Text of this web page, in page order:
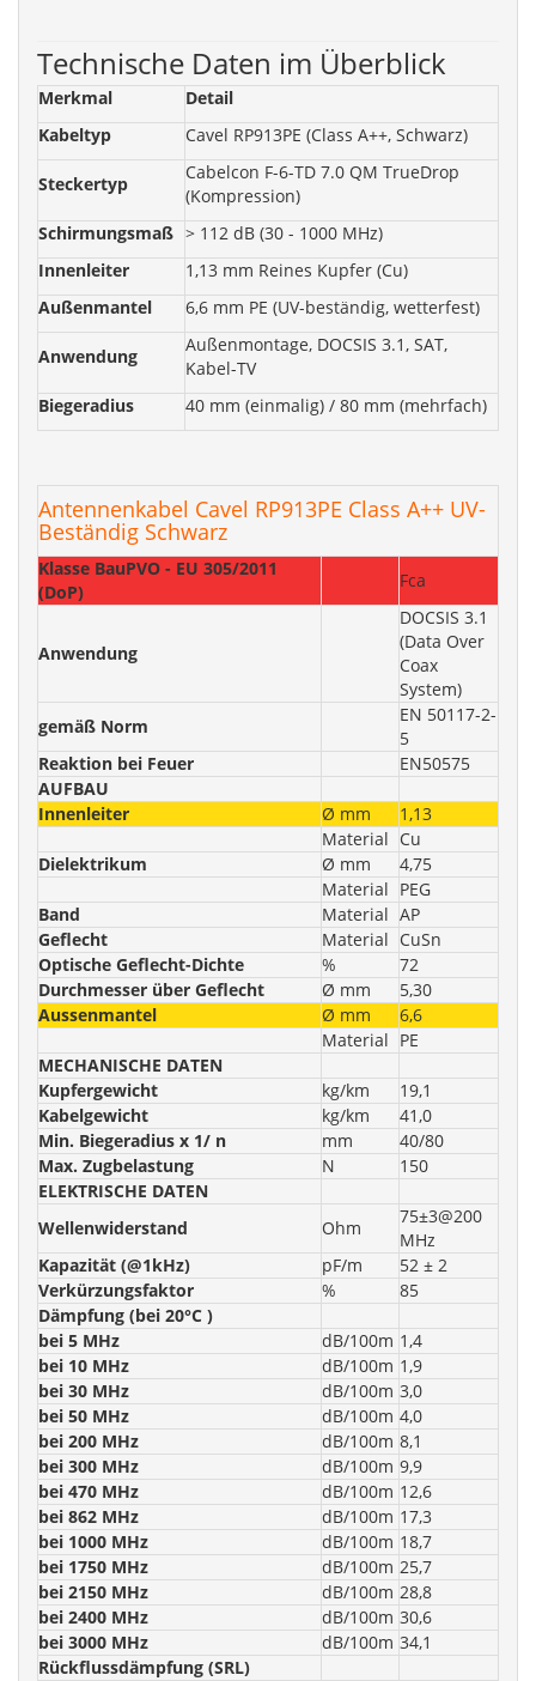
Technische Daten im Überblick
Merkmal
Detail
Kabeltyp
Cavel RP913PE (Class A++, Schwarz)
Steckertyp
Cabelcon F-6-TD 7.0 QM TrueDrop
(Kompression)
Schirmungsmaß > 112 dB (30 - 1000 MHz)
Innenleiter
1,13 mm Reines Kupfer (Cu)
Außenmantel
6,6 mm PE (UV-beständig, wetterfest)
Anwendung
Außenmontage, DOCSIS 3.1, SAT,
Kabel-TV
Biegeradius
40 mm (einmalig) / 80 mm (mehrfach)
Antennenkabel Cavel RP913PE Class A++ UV-
Beständig Schwarz
Klasse BauPVO - EU 305/2011
(DoP)
Fca
Anwendung
DOCSIS 3.1
(Data Over
Coax
System)
gemäß Norm
EN 50117-2-
5
Reaktion bei Feuer
EN50575
AUFBAU
Innenleiter
Ø mm
1,13
Material Cu
Dielektrikum
Ø mm
4,75
Material PEG
Band
Material AP
Geflecht
Material CuSn
Optische Geflecht-Dichte
%
72
Durchmesser über Geflecht
Ø mm
5,30
Aussenmantel
Ø mm
6,6
Material PE
MECHANISCHE DATEN
Kupfergewicht
kg/km
19,1
Kabelgewicht
kg/km
41,0
Min. Biegeradius x 1/ n
mm
40/80
Max. Zugbelastung
N
150
ELEKTRISCHE DATEN
Wellenwiderstand
Ohm
75±3@200
MHz
Kapazität (@1kHz)
pF/m
52 ± 2
Verkürzungsfaktor
%
85
Dämpfung (bei 20°C )
bei 5 MHz
dB/100m 1,4
bei 10 MHz
dB/100m 1,9
bei 30 MHz
dB/100m 3,0
bei 50 MHz
dB/100m 4,0
bei 200 MHz
dB/100m 8,1
bei 300 MHz
dB/100m 9,9
bei 470 MHz
dB/100m 12,6
bei 862 MHz
dB/100m 17,3
bei 1000 MHz
dB/100m 18,7
bei 1750 MHz
dB/100m 25,7
bei 2150 MHz
dB/100m 28,8
bei 2400 MHz
dB/100m 30,6
bei 3000 MHz
dB/100m 34,1
Rückflussdämpfung (SRL)